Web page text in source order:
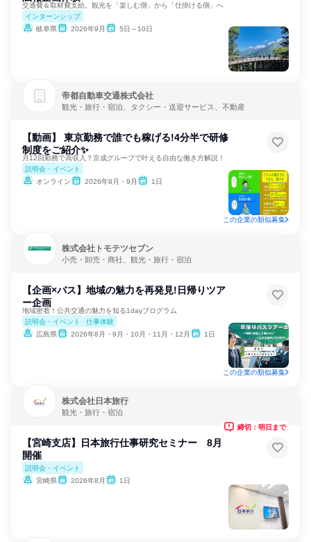
交通費＆取材費支給。観光を「楽しむ側」から「仕掛ける側」へ
インターンシップ
岐阜県
2026年9月 5日～10日
帝都自動車交通株式会社
観光・旅行・宿泊、タクシー・送迎サービス、不動産
【動画】 東京勤務で誰でも稼げる!4分半で研修
制度をご紹介✨
月12回勤務で高収入？京成グループで叶える自由な働き方解説！
説明会・イベント
オンライン
2026年8月・9月 1日
この企業の類似募集
株式会社トモテツセブン
小売・卸売・商社、観光・旅行・宿泊
【企画×バス】地域の魅力を再発見!日帰りツア
ー企画
地域密着！公共交通の魅力を知る1dayプログラム
説明会・イベント
仕事体験
広島県
2026年8月・9月・10月・11月・12月 1日
この企業の類似募集
株式会社日本旅行
観光・旅行・宿泊
【宮崎支店】日本旅行仕事研究セミナー 8月
開催
説明会・イベント
宮崎県
2026年8月 1日
締切：明日まで